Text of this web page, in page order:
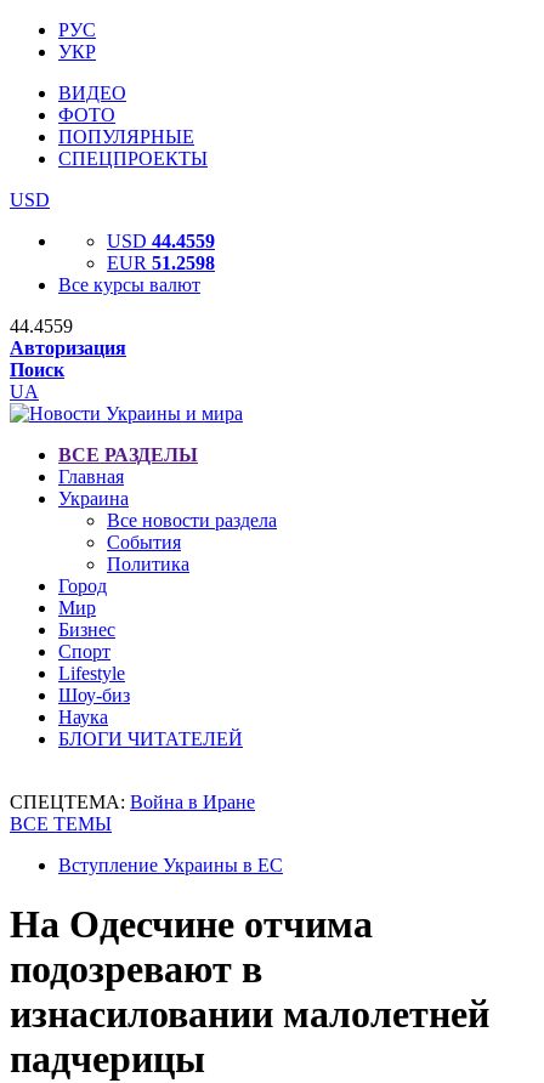
РУС
УКР
ВИДЕО
ФОТО
ПОПУЛЯРНЫЕ
СПЕЦПРОЕКТЫ
USD
USD 44.4559
EUR 51.2598
Все курсы валют
44.4559
Авторизация
Поиск
UA
ВСЕ РАЗДЕЛЫ
Главная
Украина
Все новости раздела
События
Политика
Город
Мир
Бизнес
Спорт
Lifestyle
Шоу-биз
Наука
БЛОГИ ЧИТАТЕЛЕЙ
СПЕЦТЕМА: Война в Иране
ВСЕ ТЕМЫ
Вступление Украины в ЕС
На Одесчине отчима
подозревают в
изнасиловании малолетней
падчерицы